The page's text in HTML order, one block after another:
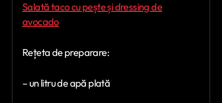
Salată taco cu pește și dressing de
avocado
Rețeta de preparare:
– un litru de apă plată